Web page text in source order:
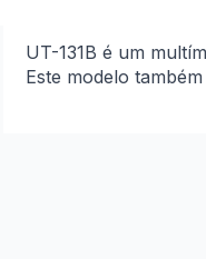
UT-131B é um
Este modelo